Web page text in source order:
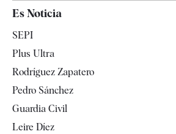
España
Televisión
Es Noticia
SEPI
Plus Ultra
Rodríguez Zapatero
Pedro Sánchez
Guardia Civil
Leire Díez